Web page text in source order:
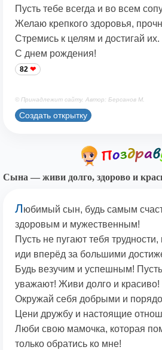
Пусть тебе всегда и во всем
Желаю крепкого здоровья,
Стремись к целям и достигай их.
С днем рождения!
82
© Принадлежит сайту. Автор: Берсанов М.
Создать открытку
Сына — живи долго, здорово и
Любимый сын, будь самым
здоровым и мужественным!
Пусть не пугают тебя
иди вперёд за большими
Будь везучим и успешным!
уважают! Живи долго и красиво!
Окружай себя добрыми и
Цени дружбу и настоящие
Люби свою мамочка, которая
только обратись ко мне!